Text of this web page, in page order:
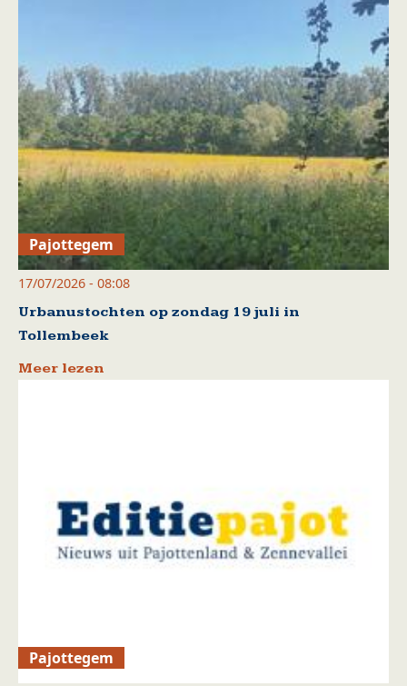
Pajottegem
17/07/2026 - 08:08
Urbanustochten op zondag 19 juli in
Tollembeek
Meer lezen
Pajottegem